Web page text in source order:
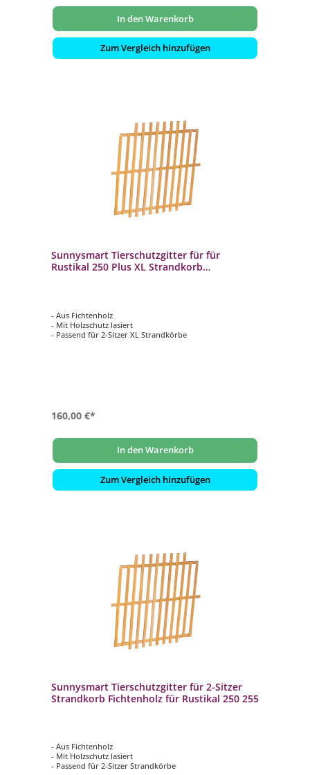
In den Warenkorb
Zum Vergleich hinzufügen
Sunnysmart Tierschutzgitter für für
Rustikal 250 Plus XL Strandkorb
- Aus Fichtenholz
- Mit Holzschutz lasiert
- Passend für 2-Sitzer XL Strandkörbe
160,00 €*
In den Warenkorb
Zum Vergleich hinzufügen
Sunnysmart Tierschutzgitter für 2-Sitzer
Strandkorb Fichtenholz für Rustikal 250 255
- Aus Fichtenholz
- Mit Holzschutz lasiert
- Passend für 2-Sitzer Strandkörbe